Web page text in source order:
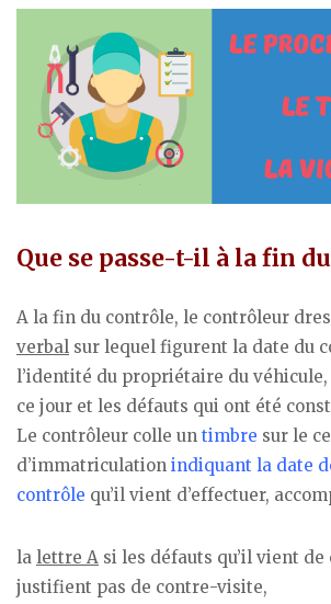
Que se passe-t-il à la fin
A la fin du contrôle, le contrôleur
verbal sur lequel figurent la date du
l’identité du propriétaire du
ce jour et les défauts qui ont été
Le contrôleur colle un timbre sur le
d’immatriculation indiquant la date
contrôle qu’il vient d’effectuer,
la lettre A si les défauts qu’il vient
justifient pas de contre-visite,